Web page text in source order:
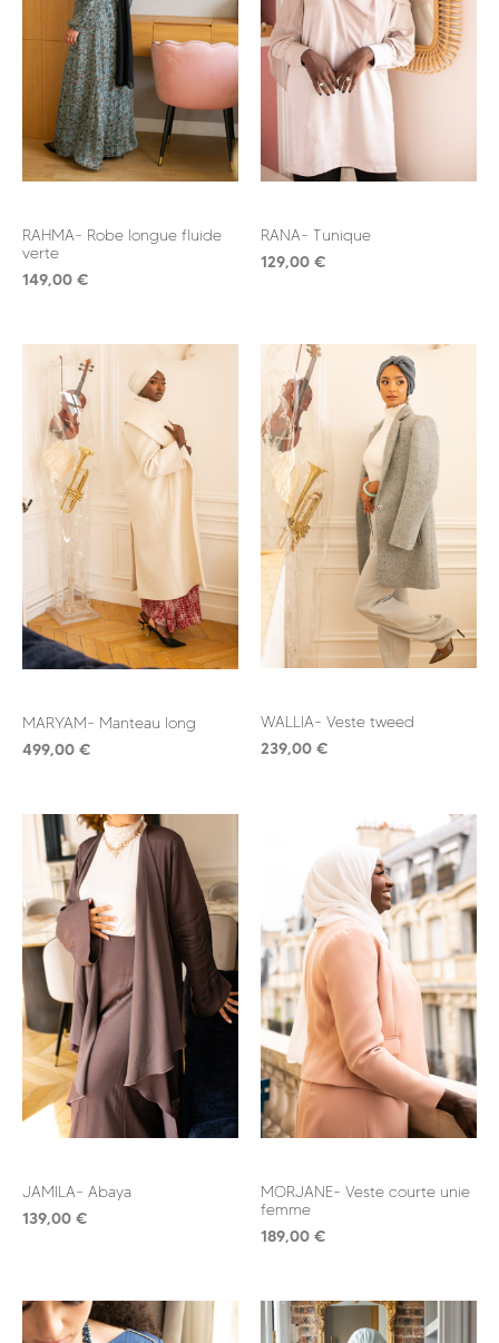
RAHMA- Robe longue fluide
verte
149,00 €
RANA- Tunique
129,00 €
MARYAM- Manteau long
499,00 €
WALLIA- Veste tweed
239,00 €
JAMILA- Abaya
139,00 €
MORJANE- Veste courte unie
femme
189,00 €